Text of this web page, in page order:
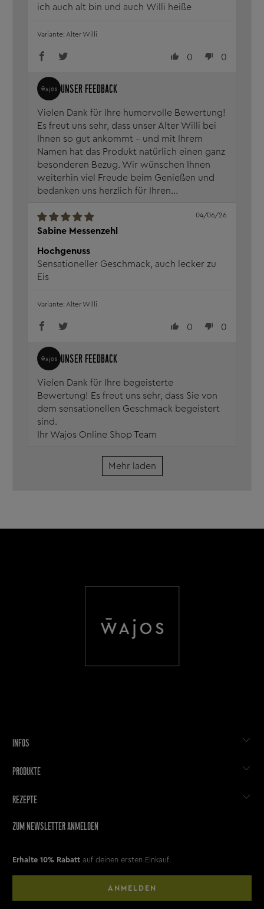
ich auch alt bin und auch Willi heiße
0 0
Vielen Dank für Ihre humorvolle Bewertung!
Es freut uns sehr, dass unser Alter Willi bei
Ihnen so gut ankommt – und mit Ihrem
Namen hat das Produkt natürlich einen ganz
besonderen Bezug. Wir wünschen Ihnen
weiterhin viel Freude beim Genießen und
bedanken uns herzlich für Ihren...
Alter Willi
Sabine Messenzehl
04/06/26
Hochgenuss
Sensationeller Geschmack, auch lecker zu
Eis
0 0
Vielen Dank für Ihre begeisterte
Bewertung! Es freut uns sehr, dass Sie von
dem sensationellen Geschmack begeistert
sind.
Ihr Wajos Online Shop Team
Alter Willi
Mehr laden
INFOS
PRODUKTE
REZEPTE
ZUM NEWSLETTER ANMELDEN
Erhalte 10% Rabatt auf deinen ersten Einkauf.
ANMELDEN